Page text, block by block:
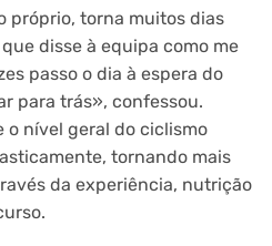
próprio, torna muitos dias
disse à equipa como me
passo o dia à espera do
para trás», confessou.
o nível geral do ciclismo
tornando mais
da experiência, nutrição